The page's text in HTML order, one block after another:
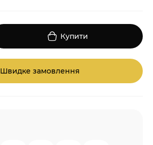
Купити
Швидке замовлення